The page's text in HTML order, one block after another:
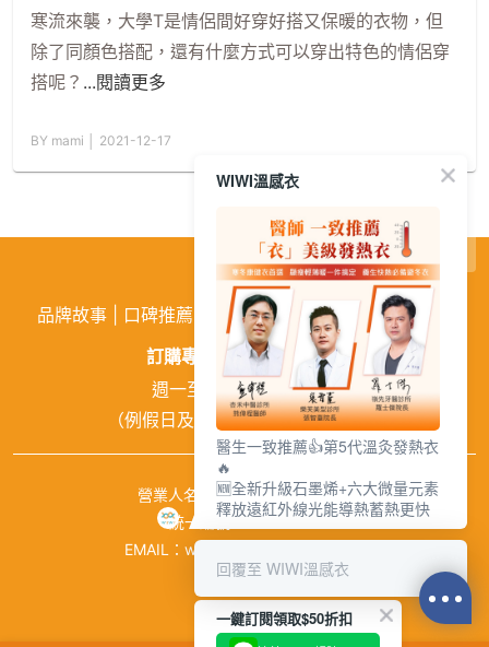
寒流來襲，大學T是情侶間好穿好搭又保暖的衣物，但
除了同顏色搭配，還有什麼方式可以穿出特色的情侶穿
搭呢？ ...閱讀更多
BY mami │ 2021-12-17
品牌故事 口碑推薦 購物需知 | 活動訊息 |企業徵才
訂購專線:
02-26026810
週一至週五 9:00~18:00
（例假日及中午12:00~13:00休息）
營業人名稱：興濠企業有限公司
統一編號：84941651
EMAIL：wiwishop168@gmail.com
©wiwi.com
一鍵訂閱領取$50折扣
WIWI溫感衣
醫生一致推薦👍第5代溫灸發熱衣
🔥
🆕全新升級石墨烯+六大微量元素
釋放遠紅外線光能導熱蓄熱更快
回覆至 WIWI溫感衣